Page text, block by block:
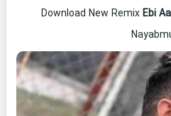
Download New Remix Ebi